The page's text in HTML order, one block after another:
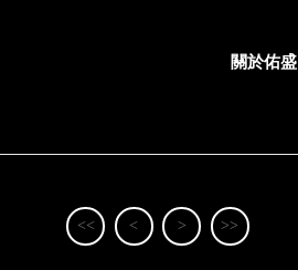
關於佑盛
<< < > >>